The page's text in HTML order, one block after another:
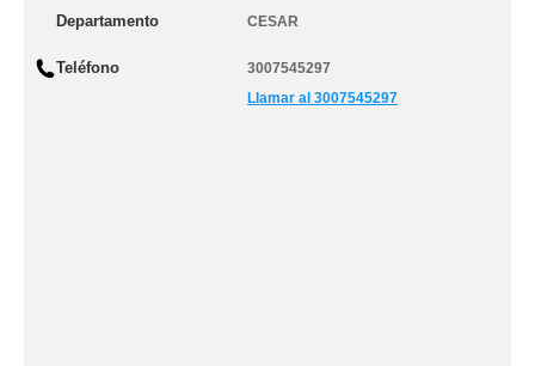
Departamento CESAR
Teléfono
3007545297
Llamar al 3007545297